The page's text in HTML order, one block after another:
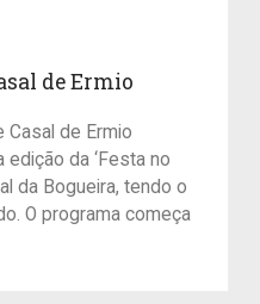
de Ermio
Casal de Ermio
edição da ‘Festa no
da Bogueira, tendo o
O programa começa